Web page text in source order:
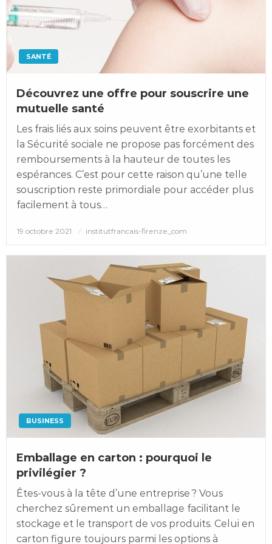
SANTÉ
Découvrez une offre pour souscrire une
mutuelle santé
Les frais liés aux soins peuvent être exorbitants et
la Sécurité sociale ne propose pas forcément des
remboursements à la hauteur de toutes les
espérances. C’est pour cette raison qu’une telle
souscription reste primordiale pour accéder plus
facilement à tous…
Posted
19 octobre 2021 institutfrancais-firenze_com
BUSINESS
Emballage en carton : pourquoi le
privilégier ?
Êtes-vous à la tête d’une entreprise ? Vous
cherchez sûrement un emballage facilitant le
stockage et le transport de vos produits. Celui en
carton figure toujours parmi les options à